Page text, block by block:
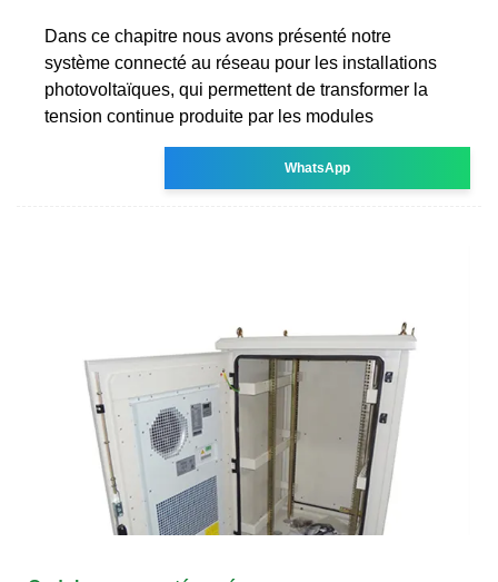
Dans ce chapitre nous avons présenté notre
système connecté au réseau pour les installations
photovoltaïques, qui permettent de transformer la
tension continue produite par les modules
WhatsApp